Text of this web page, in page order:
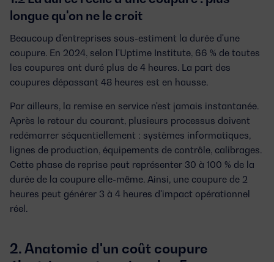
longue qu'on ne le croit
Beaucoup d'entreprises sous-estiment la durée d'une
coupure. En 2024, selon l'Uptime Institute, 66 % de toutes
les coupures ont duré plus de 4 heures . La part des
coupures dépassant 48 heures est en hausse.
Par ailleurs, la remise en service n'est jamais instantanée.
Après le retour du courant, plusieurs processus doivent
redémarrer séquentiellement : systèmes informatiques,
lignes de production, équipements de contrôle, calibrages.
Cette phase de reprise peut représenter 30 à 100 % de la
durée de la coupure elle-même. Ainsi, une coupure de 2
heures peut générer 3 à 4 heures d'impact opérationnel
réel.
2. Anatomie d'un coût coupure